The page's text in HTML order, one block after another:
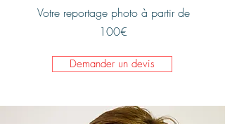
Votre reportage photo à partir de
100€
Demander un devis